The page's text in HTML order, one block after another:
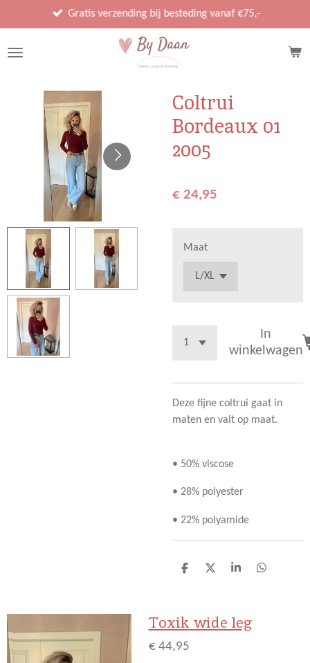
direct
naar
Gratis verzending bij besteding vanaf €75,-
Coltrui
Bordeaux 01
2005
€ 24,95
Maat
In
winkelwagen
Deze fijne coltrui gaat in
maten en valt op maat.
• 50% viscose
• 28% polyester
• 22% polyamide
D
n
D
S
e
D
Toxik wide leg
€ 44,95